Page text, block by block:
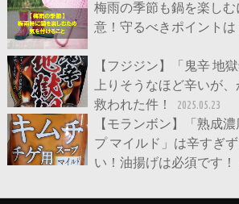
梅雨の季節も鍋を楽し
意！守るべきポイントは
【フジジン】「鬼辛 地
上りそうなほど辛いが
救われた件！
2025.05.23
【モランボン】「熟成
プ マイルド」は辛すぎ
い！油揚げは必須です！